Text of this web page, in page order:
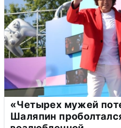
«Четырех мужей
Шаляпин